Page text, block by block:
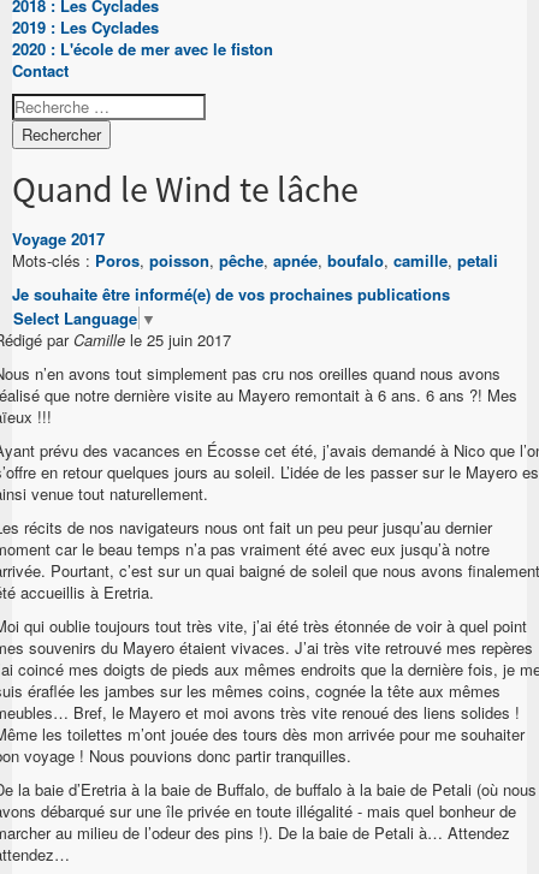
2018 : Les Cyclades
2019 : Les Cyclades
2020 : L'école de mer avec le fiston
Contact
Rechercher
Quand le Wind te lâche
Voyage 2017
Mots-clés : Poros, poisson, pêche, apnée, boufalo, camille, petali
Je souhaite être informé(e) de vos prochaines publications
Select Language ▼
parCamille le 25 juin 2017
n’en avons tout simplement pas cru nos oreilles quand nous avons
que notre dernière visite au Mayero remontait à 6 ans. 6 ans ?! Mes
!!!
prévu des vacances en Écosse cet été, j’avais demandé à Nico que
en retour quelques jours au soleil. L’idée de les passer sur le Mayero
venue tout naturellement.
récits de nos navigateurs nous ont fait un peu peur jusqu’au dernier
car le beau temps n’a pas vraiment été avec eux jusqu’à notre
Pourtant, c’est sur un quai baigné de soleil que nous avons finalement
accueillis à Eretria.
qui oublie toujours tout très vite, j’ai été très étonnée de voir à quel point
souvenirs du Mayero étaient vivaces. J’ai très vite retrouvé mes repères
coincé mes doigts de pieds aux mêmes endroits que la dernière fois, je
éraflée les jambes sur les mêmes coins, cognée la tête aux mêmes
Bref, le Mayero et moi avons très vite renoué des liens solides !
les toilettes m’ont jouée des tours dès mon arrivée pour me souhaiter
voyage ! Nous pouvions donc partir tranquilles.
la baie d’Eretria à la baie de Buffalo, de buffalo à la baie de Petali (où nous
débarqué sur une île privée en toute illégalité - mais quel bonheur de
au milieu de l’odeur des pins !). De la baie de Petali à… Attendez